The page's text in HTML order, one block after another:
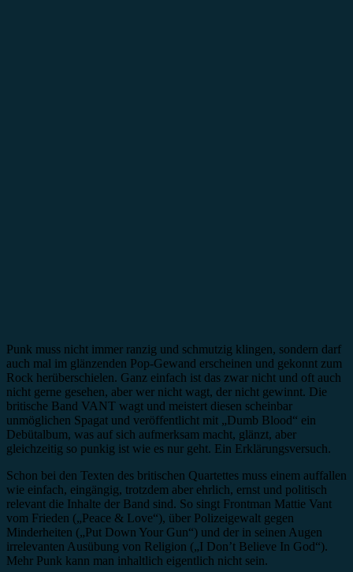
Punk muss nicht immer ranzig und schmutzig klingen, sondern darf
auch mal im glänzenden Pop-Gewand erscheinen und gekonnt zum
Rock herüberschielen. Ganz einfach ist das zwar nicht und oft auch
nicht gerne gesehen, aber wer nicht wagt, der nicht gewinnt. Die
britische Band VANT wagt und meistert diesen scheinbar
unmöglichen Spagat und veröffentlicht mit „Dumb Blood“ ein
Debütalbum, was auf sich aufmerksam macht, glänzt, aber
gleichzeitig so punkig ist wie es nur geht. Ein Erklärungsversuch.
Schon bei den Texten des britischen Quartettes muss einem auffallen
wie einfach, eingängig, trotzdem aber ehrlich, ernst und politisch
relevant die Inhalte der Band sind. So singt Frontman Mattie Vant
vom Frieden („Peace & Love“), über Polizeigewalt gegen
Minderheiten („Put Down Your Gun“) und der in seinen Augen
irrelevanten Ausübung von Religion („I Don’t Believe In God“).
Mehr Punk kann man inhaltlich eigentlich nicht sein.